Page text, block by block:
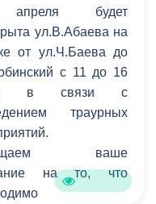
города.
этого оповещения
в том, чтобы АМС
имела
остальных
города о
неудобствах
на тех
улицах.
будет
ул.В.Абаева на
от ул.Ч.Баева до
с 11 до 16
в связи с
траурных
ваше
на то, что